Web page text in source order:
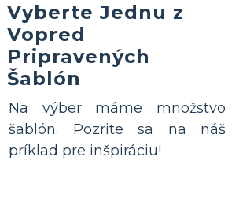
Vyberte Jednu z
Vopred
Pripravených
Šablón
Na výber máme množstvo
šablón. Pozrite sa na náš
príklad pre inšpiráciu!